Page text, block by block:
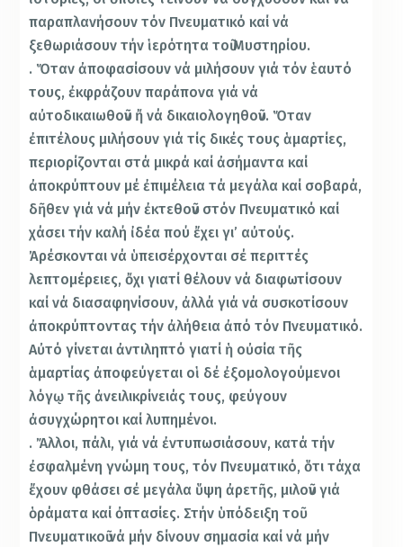
παραπλανήσουν τόν Πνευματικό καί νά
ξεθωριάσουν τήν ἱερότητα τοῦ Μυστηρίου.
. Ὅταν ἀποφασίσουν νά μιλήσουν γιά τόν ἑαυτό
τους, ἐκφράζουν παράπονα γιά νά
αὐτοδικαιωθοῦν ἤ νά δικαιολογηθοῦν. Ὅταν
ἐπιτέλους μιλήσουν γιά τίς δικές τους ἁμαρτίες,
περιορίζονται στά μικρά καί ἀσήμαντα καί
ἀποκρύπτουν μέ ἐπιμέλεια τά μεγάλα καί σοβαρά,
δῆθεν γιά νά μήν ἐκτεθοῦν στόν Πνευματικό καί
χάσει τήν καλή ἰδέα πού ἔχει γι’ αὐτούς.
Ἀρέσκονται νά ὑπεισέρχονται σέ περιττές
λεπτομέρειες, ὄχι γιατί θέλουν νά διαφωτίσουν
καί νά διασαφηνίσουν, ἀλλά γιά νά συσκοτίσουν
ἀποκρύπτοντας τήν ἀλήθεια ἀπό τόν Πνευματικό.
Αὐτό γίνεται ἀντιληπτό γιατί ἡ οὐσία τῆς
ἁμαρτίας ἀποφεύγεται οἱ δέ ἐξομολογούμενοι
λόγῳ τῆς ἀνειλικρίνειάς τους, φεύγουν
ἀσυγχώρητοι καί λυπημένοι.
. Ἄλλοι, πάλι, γιά νά ἐντυπωσιάσουν, κατά τήν
ἐσφαλμένη γνώμη τους, τόν Πνευματικό, ὅτι τάχα
ἔχουν φθάσει σέ μεγάλα ὕψη ἀρετῆς, μιλοῦν γιά
ὁράματα καί ὀπτασίες. Στήν ὑπόδειξη τοῦ
Πνευματικοῦ νά μήν δίνουν σημασία καί νά μήν